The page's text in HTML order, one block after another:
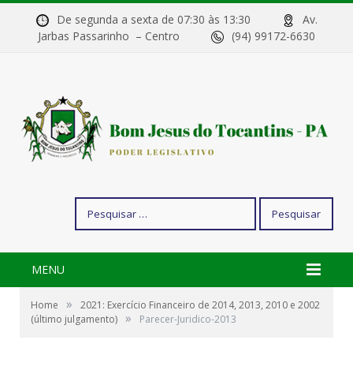
De segunda a sexta de 07:30 às 13:30
Av.
Jarbas Passarinho – Centro
(94) 99172-6630
por:
MENU
Home »
2021: Exercício Financeiro de 2014, 2013, 2010 e 2002
(último julgamento) » Parecer-Juridico-2013